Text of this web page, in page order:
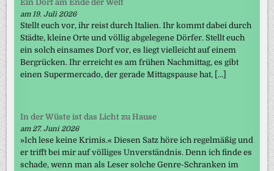
Ein Dorf am Ende der Welt
am 19. Juli 2026
Stellt euch vor, ihr reist durch Italien. Ihr kommt dabei durch
Städte, kleine Orte und völlig abgelegene Dörfer. Stellt euch
ein solch einsames Dorf vor, es liegt vielleicht auf einem
Bergrücken. Ihr erreicht es am frühen Nachmittag, es gibt
einen Supermercado, der gerade Mittagspause hat, […]
In der Wüste ist das Licht zu Hause
am 27. Juni 2026
»Ich lese keine Krimis.« Diesen Satz höre ich regelmäßig und
er trifft bei mir auf völliges Unverständnis. Denn ich finde es
schade, wenn man als Leser solche Genre-Schranken im